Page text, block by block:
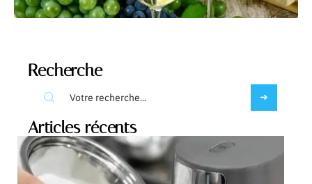
Recherche
Articles récents